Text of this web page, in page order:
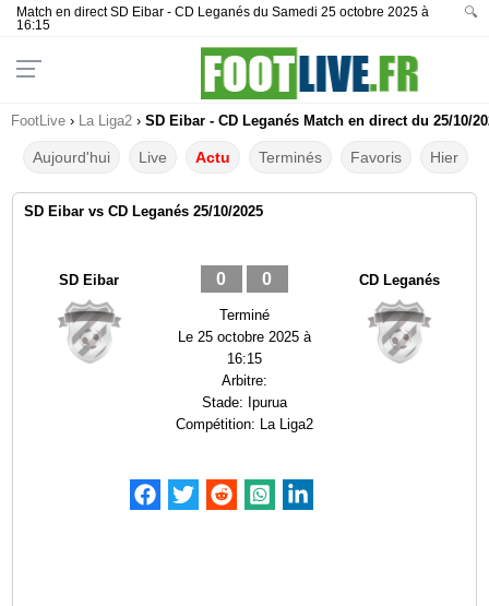
Match en direct SD Eibar - CD Leganés du Samedi 25 octobre 2025 à
16:15
🔍
FootLive › La Liga2 › SD Eibar - CD Leganés Match en direct du 25/10/
Aujourd'hui Live Actu Terminés Favoris Hier
SD Eibar vs CD Leganés 25/10/2025
SD Eibar 0 0
Terminé
Le 25 octobre 2025 à
16:15
Arbitre:
Stade: Ipurua
Compétition: La Liga2
CD Leganés